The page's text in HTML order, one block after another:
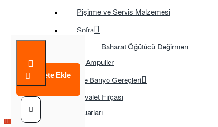
Pişirme ve Servis Malzemesi
Sofra
Baharat Öğütücü Değirmen
Tasarruflu Ampuller
Temizlik ve Banyo Gereçleri
Tuvalet Fırçası
TV Aksesuarları
Sepete Ekle
Çok Satılan Ürün
Çok Satılan Ürün